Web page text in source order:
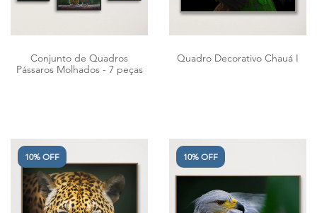
Conjunto de Quadros
Pássaros Molhados - 7 peças
Quadro Decorativo Chauá I
10% OFF 10% OFF